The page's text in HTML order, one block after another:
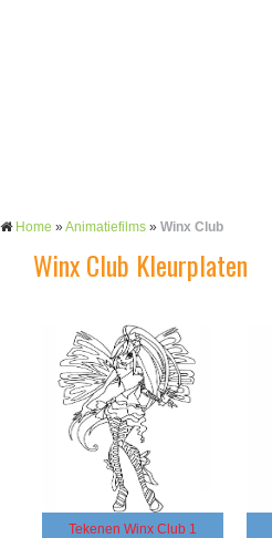
Home »Animatiefilms » Winx Club
Winx Club Kleurplaten
Tekenen Winx Club 1